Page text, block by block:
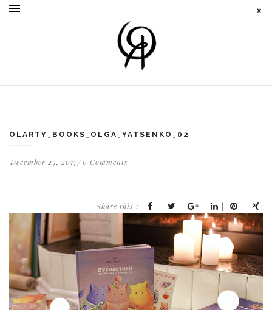
OLARTY_BOOKS_OLGA_YATSENKO_02
December 25, 2017 0 Comments
Share this :